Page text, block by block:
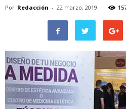
Por Redacción - 22 marzo, 2019